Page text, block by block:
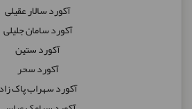
آکورد سالار عقیلی
آکورد سامان جلیلی
آکورد ستین
آکورد سحر
آکورد سهراب پاک زاد